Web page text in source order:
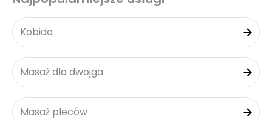
Kobido
Masaż dla dwojga
Masaż pleców